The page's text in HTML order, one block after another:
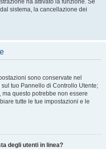
ha attivato la funzione. Se
sistema, la cancellazione dei
sono conservate nel
tuo Pannello di Controllo Utente;
questo potrebbe non essere
tutte le tue impostazioni e le
degli utenti in linea?